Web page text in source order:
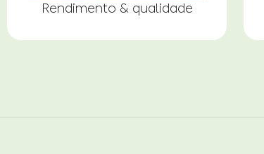
Rendimento & qualidade